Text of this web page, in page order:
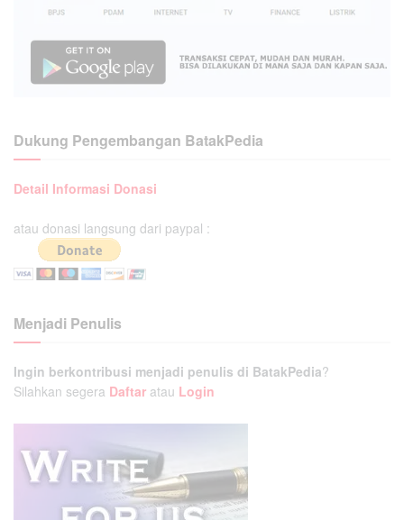
Dukung Pengembangan BatakPedia
Detail Informasi Donasi
atau donasi langsung dari paypal :
Menjadi Penulis
Ingin berkontribusi menjadi penulis di BatakPedia?
Silahkan segera Daftar atau Login